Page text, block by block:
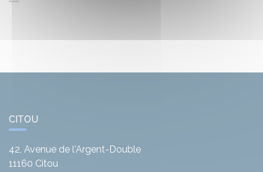
CITOU
42, Avenue de l'Argent-Double
11160 Citou